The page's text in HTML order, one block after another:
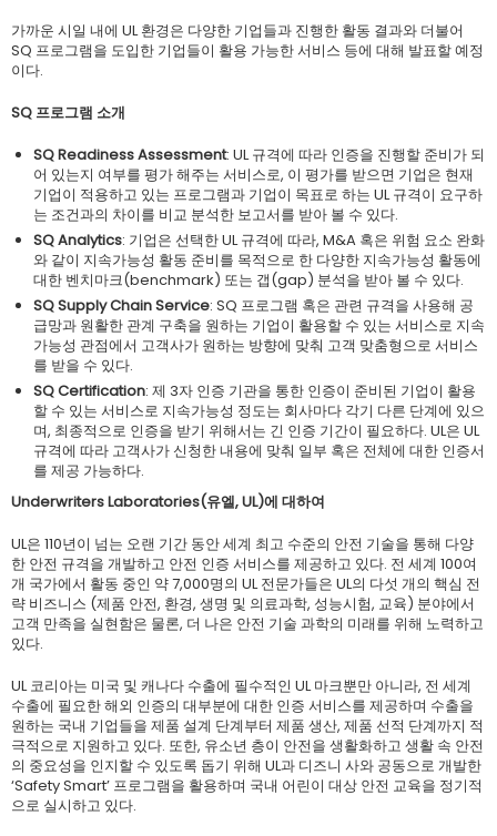
가까운 시일 내에 UL 환경은 다양한 기업들과 진행한 활동 결과와 더불어
SQ 프로그램을 도입한 기업들이 활용 가능한 서비스 등에 대해 발표할 예정
이다.
SQ 프로그램 소개
SQ Readiness Assessment: UL 규격에 따라 인증을 진행할 준비가 되
어 있는지 여부를 평가 해주는 서비스로, 이 평가를 받으면 기업은 현재
기업이 적용하고 있는 프로그램과 기업이 목표로 하는 UL 규격이 요구하
는 조건과의 차이를 비교 분석한 보고서를 받아 볼 수 있다.
SQ Analytics: 기업은 선택한 UL 규격에 따라, M&A 혹은 위험 요소 완화
와 같이 지속가능성 활동 준비를 목적으로 한 다양한 지속가능성 활동에
대한 벤치마크(benchmark) 또는 갭(gap) 분석을 받아 볼 수 있다.
SQ Supply Chain Service: SQ 프로그램 혹은 관련 규격을 사용해 공
급망과 원활한 관계 구축을 원하는 기업이 활용할 수 있는 서비스로 지속
가능성 관점에서 고객사가 원하는 방향에 맞춰 고객 맞춤형으로 서비스
를 받을 수 있다.
SQ Certification: 제 3자 인증 기관을 통한 인증이 준비된 기업이 활용
할 수 있는 서비스로 지속가능성 정도는 회사마다 각기 다른 단계에 있으
며, 최종적으로 인증을 받기 위해서는 긴 인증 기간이 필요하다. UL은 UL
규격에 따라 고객사가 신청한 내용에 맞춰 일부 혹은 전체에 대한 인증서
를 제공 가능하다.
Underwriters Laboratories(유엘, UL)에 대하여
UL은 110년이 넘는 오랜 기간 동안 세계 최고 수준의 안전 기술을 통해 다양
한 안전 규격을 개발하고 안전 인증 서비스를 제공하고 있다. 전 세계 100여
개 국가에서 활동 중인 약 7,000명의 UL 전문가들은 UL의 다섯 개의 핵심 전
략 비즈니스 (제품 안전, 환경, 생명 및 의료과학, 성능시험, 교육) 분야에서
고객 만족을 실현함은 물론, 더 나은 안전 기술 과학의 미래를 위해 노력하고
있다.
UL 코리아는 미국 및 캐나다 수출에 필수적인 UL 마크뿐만 아니라, 전 세계
수출에 필요한 해외 인증의 대부분에 대한 인증 서비스를 제공하며 수출을
원하는 국내 기업들을 제품 설계 단계부터 제품 생산, 제품 선적 단계까지 적
극적으로 지원하고 있다. 또한, 유소년 층이 안전을 생활화하고 생활 속 안전
의 중요성을 인지할 수 있도록 돕기 위해 UL과 디즈니 사와 공동으로 개발한
‘Safety Smart’ 프로그램을 활용하며 국내 어린이 대상 안전 교육을 정기적
으로 실시하고 있다.